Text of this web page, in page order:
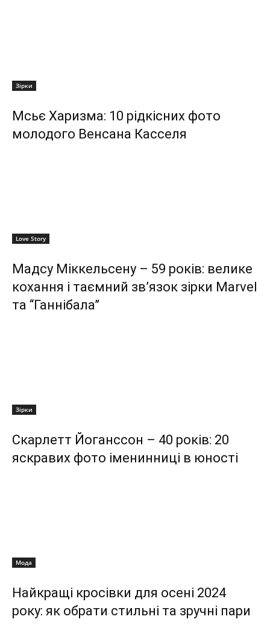
Зірки
Мсьє Харизма: 10 рідкісних фото
молодого Венсана Касселя
Love Story
Мадсу Міккельсену – 59 років: велике
кохання і таємний зв’язок зірки Marvel
та “Ганнібала”
Зірки
Скарлетт Йоганссон – 40 років: 20
яскравих фото іменинниці в юності
Мода
Найкращі кросівки для осені 2024
року: як обрати стильні та зручні пари